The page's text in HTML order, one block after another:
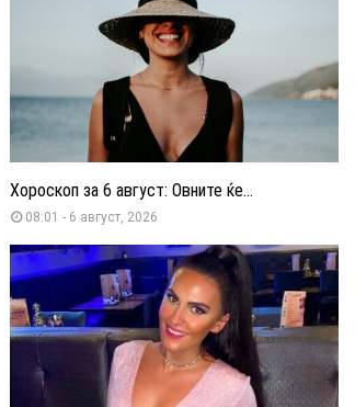
Хороскоп за 6 август: Овните ќе...
08:01 - 6 август, 2026